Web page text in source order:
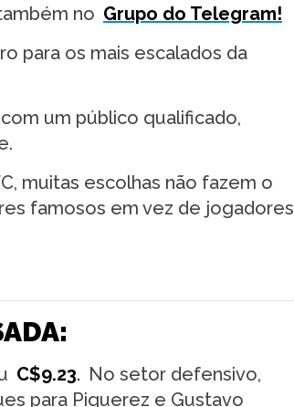
no Grupo do Telegram!
para os mais escalados da
um público qualificado,
muitas escolhas não fazem o
famosos em vez de jogadores
C$9.23. No setor defensivo,
para Piquerez e Gustavo